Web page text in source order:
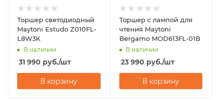
Торшер светодиодный
Maytoni Estudo Z010FL-
L8W3K
В наличии
31 990 руб./шт
В корзину
Торшер с лампой для
чтения Maytoni
Bergamo MOD613FL-01B
В наличии
23 990 руб./шт
В корзину